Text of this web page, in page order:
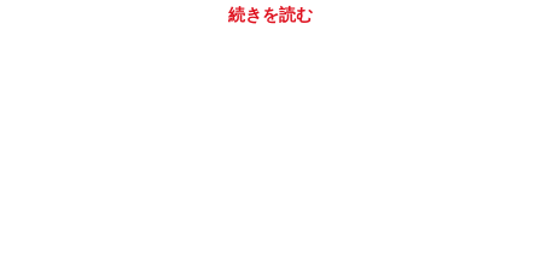
続きを読む